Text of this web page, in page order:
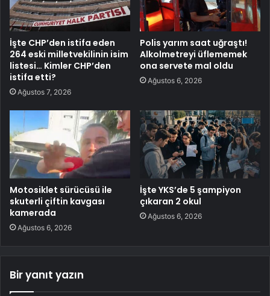
İşte CHP’den istifa eden
264 eski milletvekilinin isim
listesi… Kimler CHP’den
istifa etti?
Ağustos 7, 2026
Polis yarım saat uğraştı!
Alkolmetreyi üflememek
ona servete mal oldu
Ağustos 6, 2026
Motosiklet sürücüsü ile
skuterli çiftin kavgası
kamerada
Ağustos 6, 2026
İşte YKS’de 5 şampiyon
çıkaran 2 okul
Ağustos 6, 2026
Bir yanıt yazın